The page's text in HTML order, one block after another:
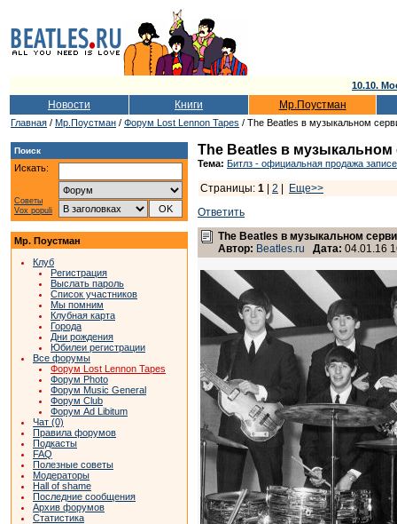
10.10.
Новости Книги Мр.Поустман
Главная / Мр.Поустман / Форум Lost Lennon Tapes / The Beatles в музыкальном
Поиск
Искать:
Советы
Vox populi
Мр. Поустман
Клуб
Регистрация
Выслать пароль
Список участников
Мы помним
Клубная карта
Города
Дни рождения
Юбилеи регистрации
Все форумы
Форум Lost Lennon Tapes
Форум Photo
Форум Music General
Форум Club
Форум Ad Libitum
Чат (0)
Правила форумов
Подкасты
FAQ
Полезные советы
Модераторы
Hall of shame
Последние сообщения
Архив форумов
Статистика
The Beatles в музыкальном
Тема: Битлз - официальная продажа
Страницы: 1 2
Еще>>
Ответить
The Beatles в музыкальном
Автор: Beatles.ru Дата: 04.01.16